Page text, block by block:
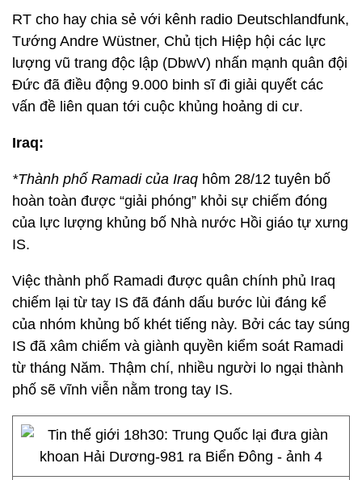
RT cho hay chia sẻ với kênh radio Deutschlandfunk,
Tướng Andre Wüstner, Chủ tịch Hiệp hội các lực
lượng vũ trang độc lập (DbwV) nhấn mạnh quân đội
Đức đã điều động 9.000 binh sĩ đi giải quyết các
vấn đề liên quan tới cuộc khủng hoảng di cư.
Iraq:
*Thành phố Ramadi của Iraq hôm 28/12 tuyên bố
hoàn toàn được “giải phóng” khỏi sự chiếm đóng
của lực lượng khủng bố Nhà nước Hồi giáo tự xưng
IS.
Việc thành phố Ramadi được quân chính phủ Iraq
chiếm lại từ tay IS đã đánh dấu bước lùi đáng kể
của nhóm khủng bố khét tiếng này. Bởi các tay súng
IS đã xâm chiếm và giành quyền kiểm soát Ramadi
từ tháng Năm. Thậm chí, nhiều người lo ngại thành
phố sẽ vĩnh viễn nằm trong tay IS.